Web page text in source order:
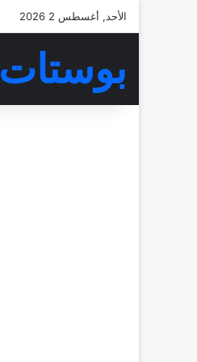
الأحد, أغسطس 2 2026
بوستات